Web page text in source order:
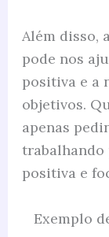
Além disso,
pode nos
positiva e a
objetivos.
apenas
trabalhando
positiva e
Exemplo